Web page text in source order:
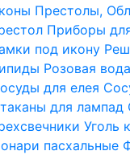
Престолы,
Приборы
под икону
Розовая вода
для елея
для лампад
Уголь
пасхальные